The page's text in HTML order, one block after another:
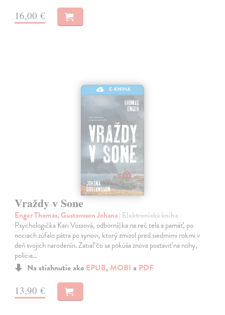
16,00 €
E-KNIHA
Vraždy v Sone
Enger Thomas, Gustawsson Johana| Elektronická kniha
Psychologička Kari Vossová, odborníčka na reč tela a pamäť, po
nociach zúfalo pátra po synovi, ktorý zmizol pred siedmimi rokmi v
deň svojich narodenín. Zatiaľ čo sa pokúša znova postaviť na nohy,
polícia…
Na stiahnutie ako EPUB, MOBI a PDF
13,90 €